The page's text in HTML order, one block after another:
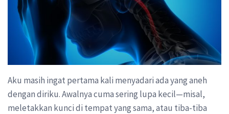
Aku masih ingat pertama kali menyadari ada yang aneh
dengan diriku. Awalnya cuma sering lupa kecil—misal,
meletakkan kunci di tempat yang sama, atau tiba-tiba